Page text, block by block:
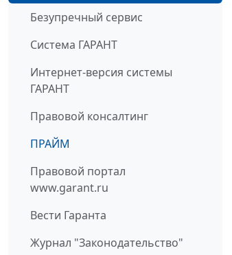
Безупречный сервис
Система ГАРАНТ
Интернет-версия системы
ГАРАНТ
Правовой консалтинг
ПРАЙМ
Правовой портал
www.garant.ru
Вести Гаранта
Журнал "Законодательство"